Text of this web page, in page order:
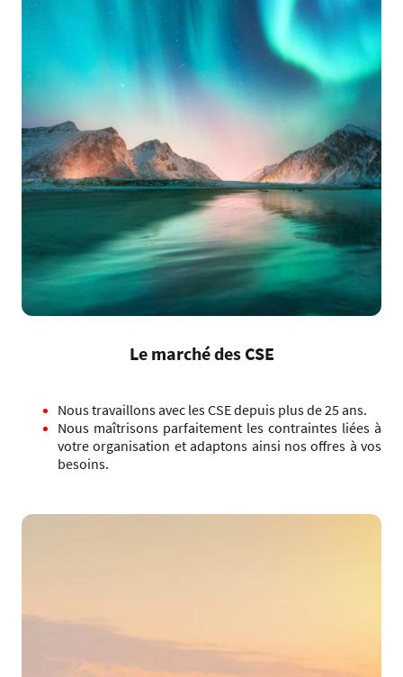
Le marché des CSE
Nous travaillons avec les CSE depuis plus de 25 ans.
Nous maîtrisons parfaitement les contraintes liées à
votre organisation et adaptons ainsi nos offres à vos
besoins.